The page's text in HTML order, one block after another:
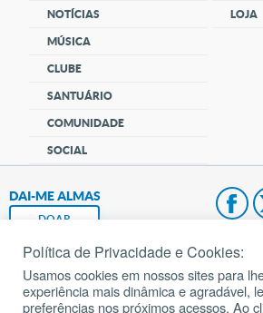
NOTÍCIAS
MÚSICA
CLUBE
SANTUÁRIO
COMUNIDADE
SOCIAL
LOJA
DAI-ME ALMAS
DOAR
Fundação João Paulo II
Pedido de Oração
Política de Privacidade e Cookies:
Usamos cookies em nossos sites para
experiência mais dinâmica e agradável,
preferências nos próximos acessos. Ao